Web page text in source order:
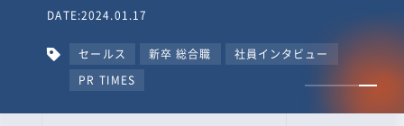
DATE:2023.09.08
カルチャー CxO キャリア入社 Jooto